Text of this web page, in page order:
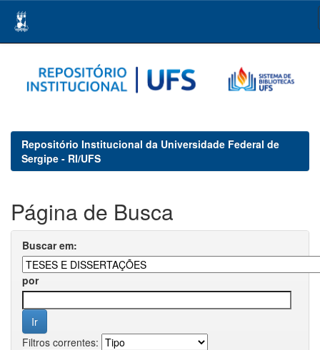
navigation
Repositório Institucional da Universidade Federal de
Sergipe - RI/UFS
Página de Busca
Buscar em:
por
Filtros correntes: